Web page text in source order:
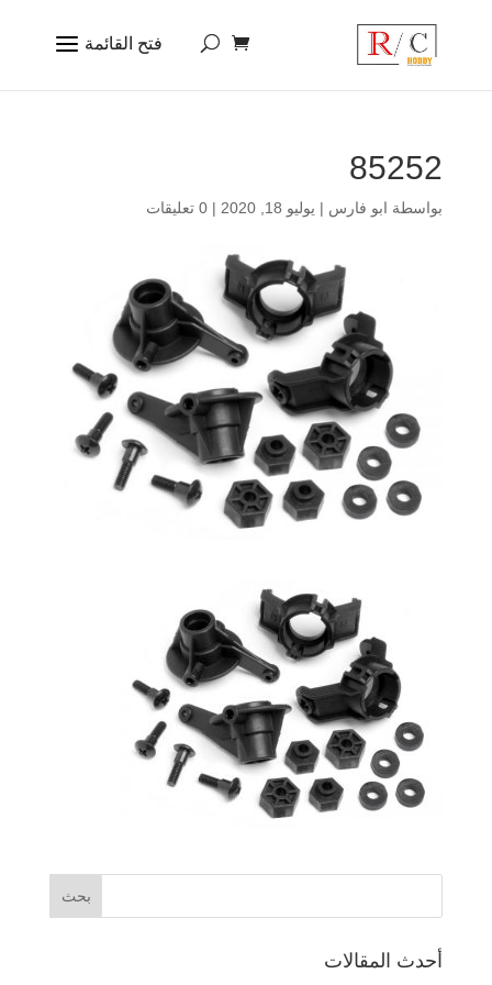
85252
بواسطة ابو فارس | يوليو 18, 2020 | 0 تعليقات
أحدث المقالات